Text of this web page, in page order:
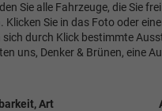
Sie alle Fahrzeuge, die Sie
Klicken Sie in das Foto oder
sich durch Klick bestimmte
uns, Denker & Brünen, eine
Art